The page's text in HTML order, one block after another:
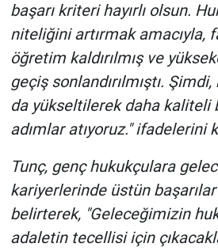
başarı kriteri hayırlı olsun.
niteliğini artırmak amacıyla,
öğretim kaldırılmış ve
geçiş sonlandırılmıştı. Şimdi,
da yükseltilerek daha kaliteli
adımlar atıyoruz." ifadelerini
Tunç, genç hukukçulara
kariyerlerinde üstün
belirterek, "Geleceğimizin
adaletin tecellisi için